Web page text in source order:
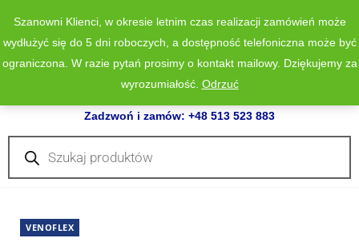
Zadzwoń i zamów: +48 513 523 883
Wyszukiwarka
produktów
VENOFLEX
Szanowni Klienci, w okresie letnim czas realizacji zamówień może
wydłużyć się do 5 dni roboczych, a dostępność telefoniczna może być
ograniczona. W razie pytań prosimy o kontakt mailowy. Dziękujemy za
wyrozumiałość. Odrzuć